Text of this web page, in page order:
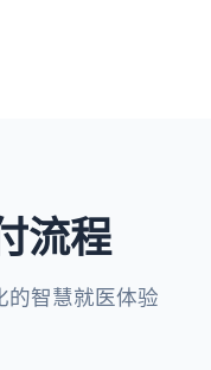
流程
的智慧就医体验